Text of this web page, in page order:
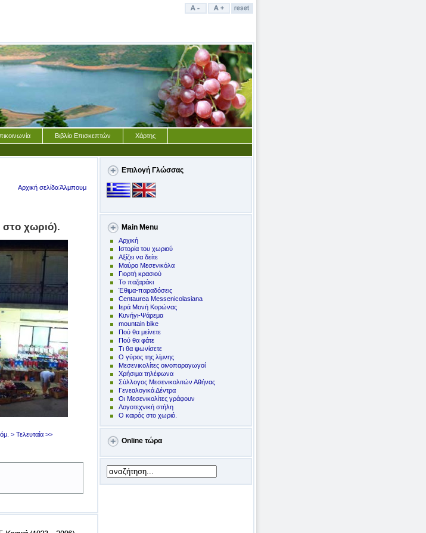
Βιβλίο Επισκεπτών Χάρτης
Αρχική σελίδα Άλμπουμ
στο χωριό).
> Τελευταία >>
Επιλογή Γλώσσας
Main Menu
Αρχική
Ιστορία του χωριού
Αξίζει να δείτε
Μαύρο Μεσενικόλα
Γιορτή κρασιού
Το παζαράκι
Έθιμα-παραδόσεις
Centaurea Messenicolasiana
Ιερά Μονή Κορώνας
Kυνήγι-Ψάρεμα
mountain bike
Πoύ θα μείνετε
Πού θα φάτε
Τι θα ψωνίσετε
Ο γύρος της λίμνης
Μεσενικολίτες οινοπαραγωγοί
Χρήσιμα τηλέφωνα
Σύλλογος Μεσενικολιτών Αθήνας
Γενεαλογικά Δέντρα
Οι Μεσενικολίτες γράφουν
Λογοτεχνική στήλη
Ο καιρός στο χωριό.
Online τώρα